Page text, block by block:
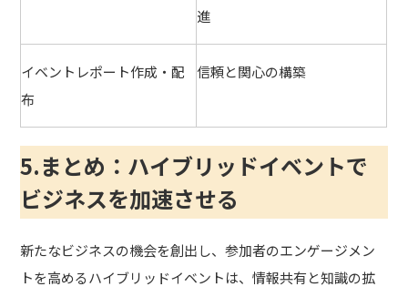
進
イベントレポート作成・配
布
信頼と関心の構築
5.まとめ：ハイブリッドイベントで
ビジネスを加速させる
新たなビジネスの機会を創出し、参加者のエンゲージメン
トを高めるハイブリッドイベントは、情報共有と知識の拡